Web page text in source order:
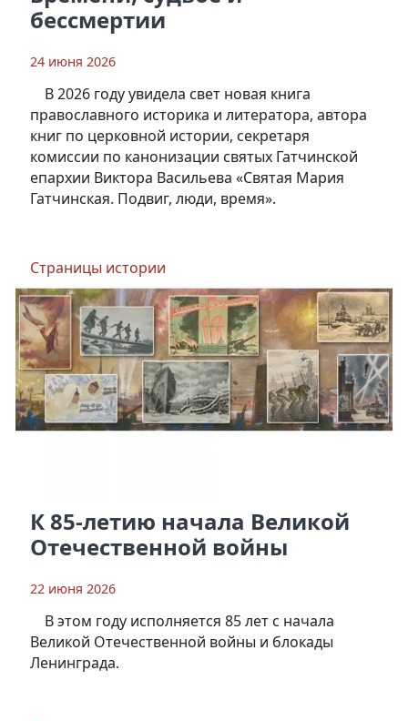
бессмертии
24 июня 2026
В 2026 году увидела свет новая книга
православного историка и литератора, автора
книг по церковной истории, секретаря
комиссии по канонизации святых Гатчинской
епархии Виктора Васильева «Святая Мария
Гатчинская. Подвиг, люди, время».
Страницы истории
К 85-летию начала Великой
Отечественной войны
22 июня 2026
В этом году исполняется 85 лет с начала
Великой Отечественной войны и блокады
Ленинграда.